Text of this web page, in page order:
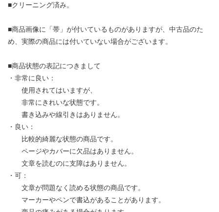
■クリーニング済み。
■商品画像に「帯」が付いているものがありますが、中古品のた
め、実際の商品には付いていない場合がございます。
■商品状態の表記につきまして
・非常に良い：
使用されてはいますが、
非常にきれいな状態です。
書き込みや線引きはありません。
・良い：
比較的綺麗な状態の商品です。
ページやカバーに欠品はありません。
文章を読むのに支障はありません。
・可：
文章が問題なく読める状態の商品です。
マーカーやペンで書込があることがあります。